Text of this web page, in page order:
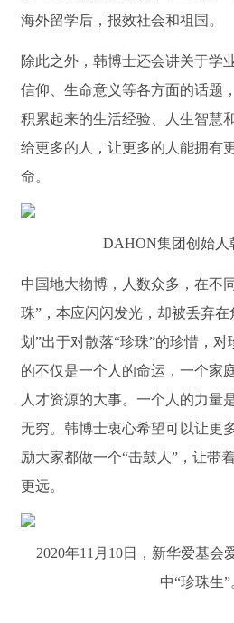
海外留学后，报效社会和祖国。
除此之外，韩博士还会讲关于学
信仰、生命意义等各方面的话题
积累起来的生活经验、人生智慧
给更多的人，让更多的人能拥有
命。
DAHON集团创始人
中国地大物博，人数众多，在不
珠”，本应闪闪发光，却被丢弃
划”出于对散落“珍珠”的珍惜，
的不仅是一个人的命运，一个家
人才资源的大事。一个人的力量
无穷。韩博士衷心希望可以让更
励大家都做一个“击鼓人”，让带
更远。
2020年11月10日，新华爱基会
中“珍珠生”